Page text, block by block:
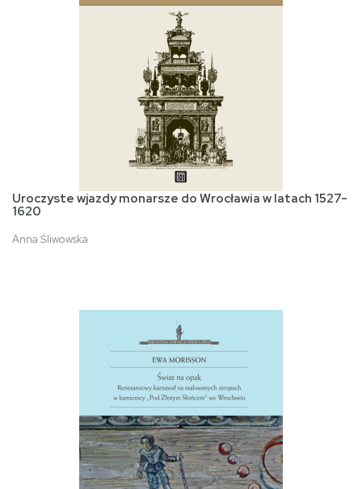
Uroczyste wjazdy monarsze do Wrocławia w latach 1527-
1620
Anna Śliwowska